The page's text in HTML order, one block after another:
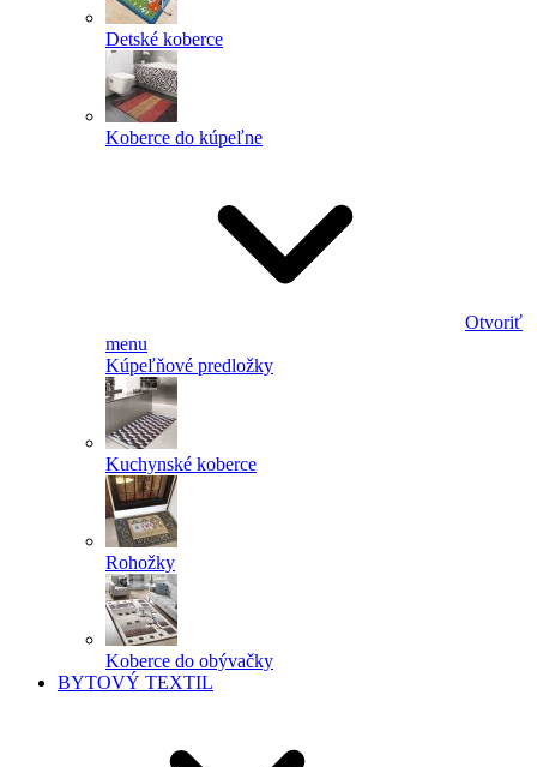
Detské koberce
Koberce do kúpeľne
Otvoriť
menu
Kúpeľňové predložky
Kuchynské koberce
Rohožky
Koberce do obývačky
BYTOVÝ TEXTIL